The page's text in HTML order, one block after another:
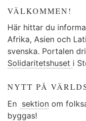
VÄLKOMMEN!
Här hittar du
Afrika, Asien och
svenska. Portalen
Solidaritetshuset i
NYTT PÅ
En sektion om
byggas!